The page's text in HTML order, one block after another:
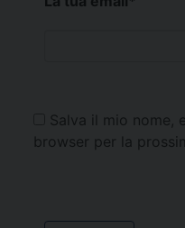
Salva il mio nome,
browser per la